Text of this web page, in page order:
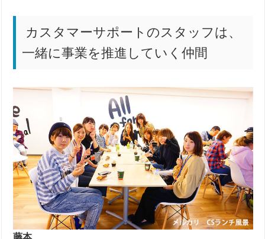
カスタマーサポートのスタッフは、
一緒に事業を推進していく仲間